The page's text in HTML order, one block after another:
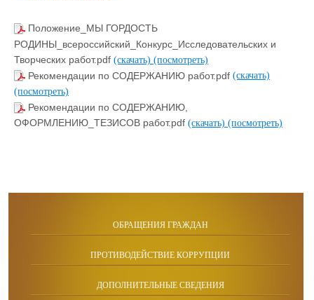
Положение_МЫ ГОРДОСТЬ
РОДИНЫ_всероссийский_Конкурс_Исследовательских и
Творческих работ.pdf (скачать) (посмотреть)
Рекомендации по СОДЕРЖАНИЮ работ.pdf (скачать)
(посмотреть)
Рекомендации по СОДЕРЖАНИЮ,
ОФОРМЛЕНИЮ_ТЕЗИСОВ работ.pdf (скачать) (посмотреть)
ОБРАЩЕНИЯ ГРАЖДАН
ПРОТИВОДЕЙСТВИЕ КОРРУПЦИИ
ДОПОЛНИТЕЛЬНЫЕ СВЕДЕНИЯ